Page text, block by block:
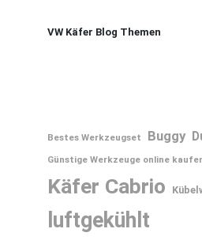
VW Käfer Blog Themen
Bestes Werkzeugset Buggy
Günstige Werkzeuge online
Käfer Cabrio
luftgekühlt